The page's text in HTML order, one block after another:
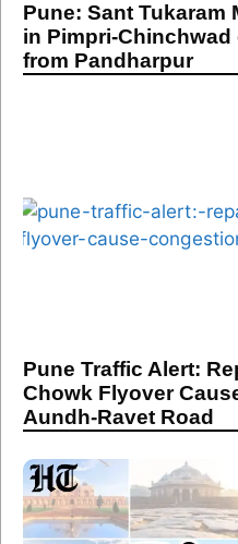
Pune: Sant Tukaram
in Pimpri-
from Pandharpur
Pune Traffic Alert:
Chowk Flyover
Aundh-Ravet Road